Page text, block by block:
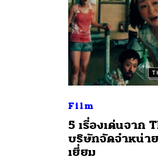
Film
5 เรื่องเด่นจาก
บริษัทจัดจำหน่า
เยี่ยม